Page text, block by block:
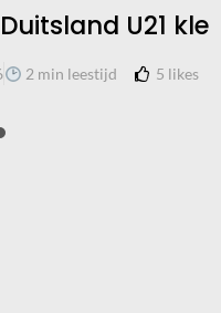
geel